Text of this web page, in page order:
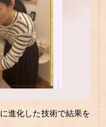
進化した技術で結果を